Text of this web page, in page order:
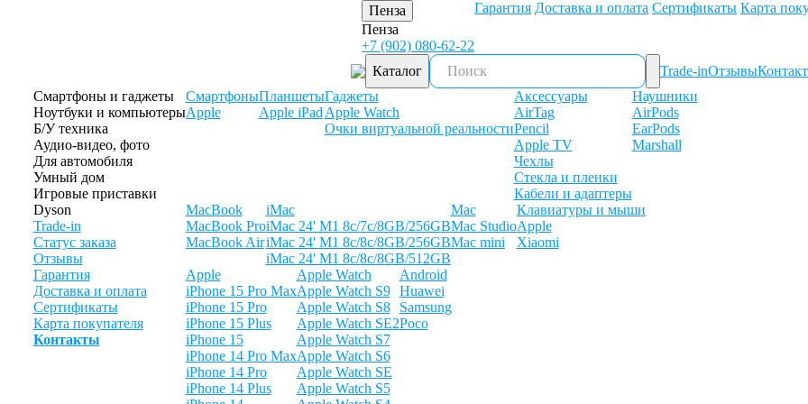
Пенза
Пенза
+7 (902) 080-62-22
Гарантия Доставка и оплата Сертификаты Карта
Каталог Trade-inОтзывы
Смартфоны и гаджеты
Ноутбуки и компьютеры
Б/У техника
Аудио-видео, фото
Для автомобиля
Умный дом
Игровые приставки
Dyson
Trade-in
Статус заказа
Отзывы
Гарантия
Доставка и оплата
Сертификаты
Карта покупателя
Контакты
Смартфоны
Apple
Планшеты
Apple iPad
Гаджеты
Apple Watch
Очки виртуальной реальности
Аксессуары
AirTag
Pencil
Apple TV
Чехлы
Стекла и пленки
Кабели и адаптеры
Наушники
AirPods
EarPods
Marshall
MacBook
MacBook Pro
MacBook Air
iMac
iMac 24' M1 8c/7c/8GB/256GB
iMac 24' M1 8c/8c/8GB/256GB
iMac 24' M1 8c/8c/8GB/512GB
Mac
Mac Studio
Mac mini
Клавиатуры и мыши
Apple
Xiaomi
Apple
iPhone 15 Pro Max
iPhone 15 Pro
iPhone 15 Plus
iPhone 15
iPhone 14 Pro Max
iPhone 14 Pro
iPhone 14 Plus
Apple Watch
Apple Watch S9
Apple Watch S8
Apple Watch SE2
Apple Watch S7
Apple Watch S6
Apple Watch SE
Apple Watch S5
Android
Huawei
Samsung
Poco